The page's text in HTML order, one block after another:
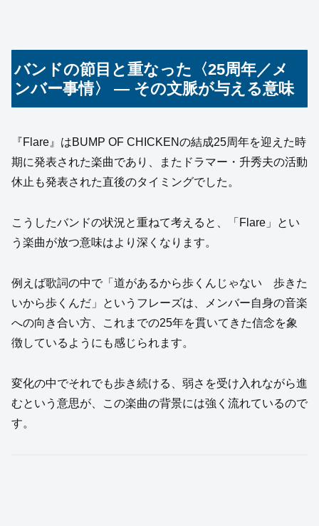
バンドの節目と重なった〈25周年／メ
ンバー事情〉 ― その文脈が与える意味
『Flare』はBUMP OF CHICKENの結成25周年を迎えた時
期に発表された楽曲であり、またドラマー・升秀夫の活動
休止も発表された直後のタイミングでした。
こうしたバンドの状況と重ねて考えると、「Flare」とい
う楽曲が放つ意味はより深くなります。
例えば歌詞の中で「道があるから歩くんじゃない 歩きた
いから歩くんだ」というフレーズは、メンバー自身の音楽
への向き合い方、これまでの25年を貫いてきた信念を象
徴しているようにも感じられます。
変化の中でそれでも歩き続ける、弱さを受け入れながら進
むという意思が、この楽曲の背景には強く流れているので
す。